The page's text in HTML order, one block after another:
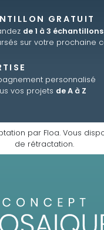
GRATUIT
de 1 à 3 échantillons
sur votre prochaine
personnalisé
vos projets de A à Z
par Floa. Vous
de rétractation.